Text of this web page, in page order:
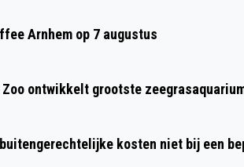
VAN
OVER ZELFDODING
VRAGEN, HOE
Arnhem op 7 augustus
ontwikkelt grootste
kosten niet bij een